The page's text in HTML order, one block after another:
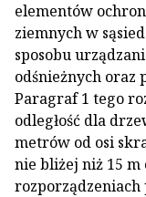
elementów
ziemnych w
sposobu
odśnieżnych oraz
Paragraf 1 tego
odległość dla
metrów od osi
nie bliżej niż 15 m
rozporządzeniach